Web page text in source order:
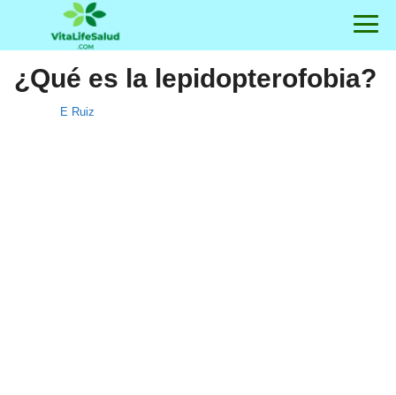
¿Qué es la lepidopterofobia?
E Ruiz